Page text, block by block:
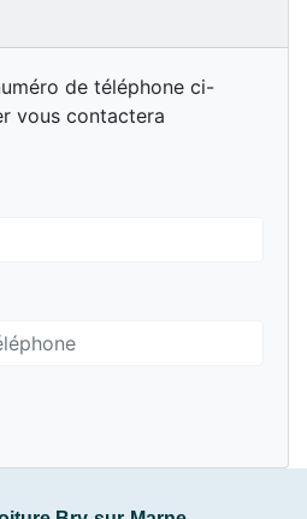
de téléphone ci-
vous contactera